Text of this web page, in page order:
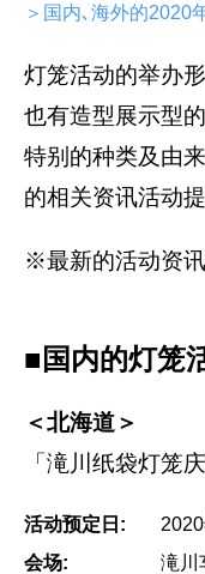
＞国内､海外的2020
灯笼活动的举办
也有造型展示型
特别的种类及由
的相关资讯活动
※最新的活动资
■国内的灯笼
＜北海道＞
「滝川纸袋灯笼庆
活动预定日:
会场:
滝川